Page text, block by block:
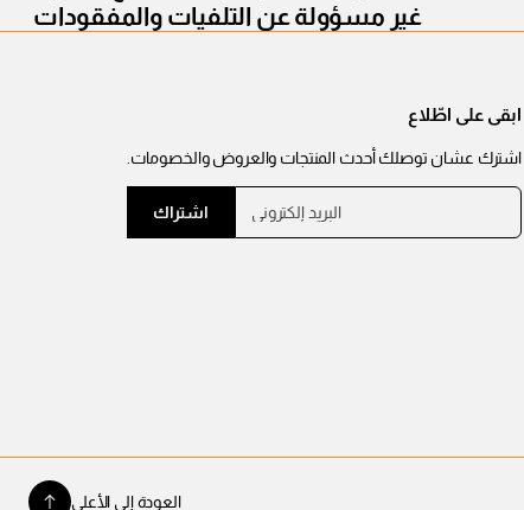
غير مسؤولة عن التلفيات والمفقودات
ابقى على اطّلاع
اشترك عشان توصلك أحدث المنتجات والعروض والخصومات.
ي
ن
ا
ب
ي
اشتراك
العودة إلى الأعلى